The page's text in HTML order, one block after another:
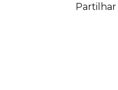
Partilhar